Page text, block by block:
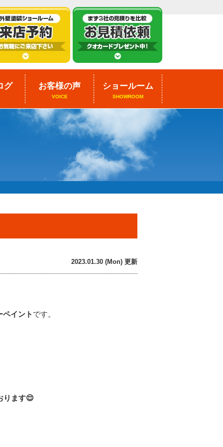
グ お客様の声
VOICE
ショールーム
SHOWROOM
2023.01.30 (Mon) 更新
イント です。
ります😌